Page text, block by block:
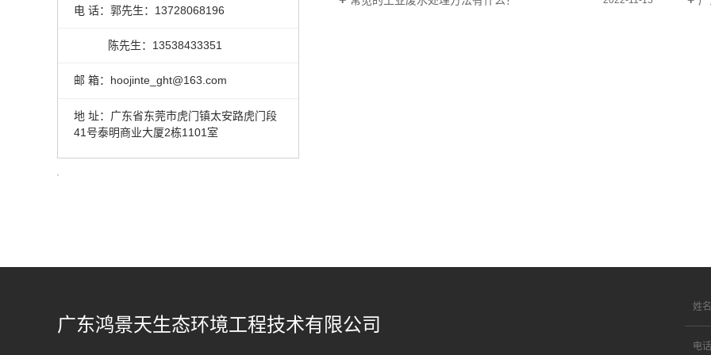
电 话：郭先生：13728068196
陈先生：13538433351
邮 箱：hoojinte_ght@163.com
地 址：广东省东莞市虎门镇太安路虎门段
41号泰明商业大厦2栋1101室
广东鸿景天生态环境工程技术有限公司